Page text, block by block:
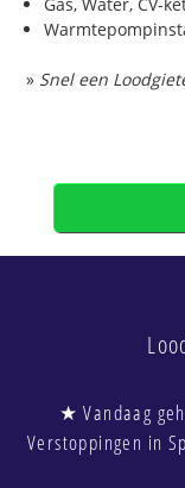
Gas, Water, CV-
» Snel een
★ Vandaag
Verstoppingen in